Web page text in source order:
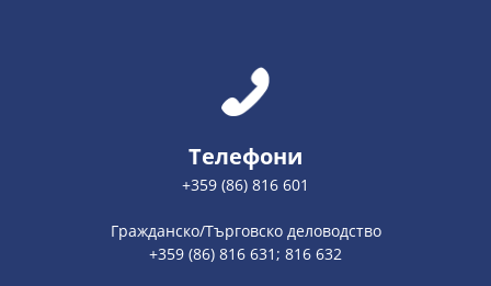
Телефони
+359 (86) 816 601
Гражданско/Търговско деловодство
+359 (86) 816 631; 816 632